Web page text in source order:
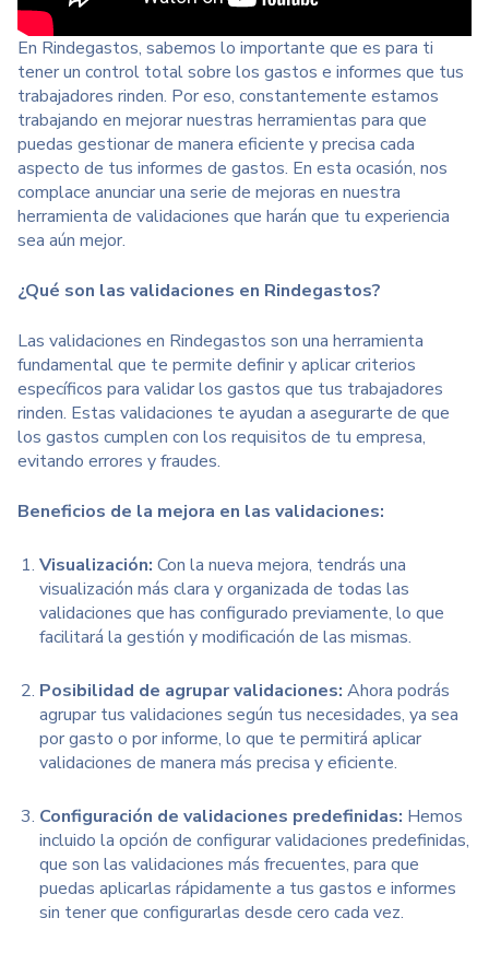
En Rindegastos, sabemos lo importante que es para ti
tener un control total sobre los gastos e informes que tus
trabajadores rinden. Por eso, constantemente estamos
trabajando en mejorar nuestras herramientas para que
puedas gestionar de manera eficiente y precisa cada
aspecto de tus informes de gastos. En esta ocasión, nos
complace anunciar una serie de mejoras en nuestra
herramienta de validaciones que harán que tu experiencia
sea aún mejor.
¿Qué son las validaciones en Rindegastos?
Las validaciones en Rindegastos son una herramienta
fundamental que te permite definir y aplicar criterios
específicos para validar los gastos que tus trabajadores
rinden. Estas validaciones te ayudan a asegurarte de que
los gastos cumplen con los requisitos de tu empresa,
evitando errores y fraudes.
Beneficios de la mejora en las validaciones:
Visualización: Con la nueva mejora, tendrás una
visualización más clara y organizada de todas las
validaciones que has configurado previamente, lo que
facilitará la gestión y modificación de las mismas.
Posibilidad de agrupar validaciones: Ahora podrás
agrupar tus validaciones según tus necesidades, ya sea
por gasto o por informe, lo que te permitirá aplicar
validaciones de manera más precisa y eficiente.
Configuración de validaciones predefinidas: Hemos
incluido la opción de configurar validaciones predefinidas,
que son las validaciones más frecuentes, para que
puedas aplicarlas rápidamente a tus gastos e informes
sin tener que configurarlas desde cero cada vez.